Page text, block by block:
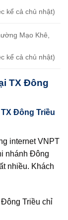
kể cả chủ nhật)
Mạo Khê,
kể cả chủ nhật)
TX Đông
Đông Triều
internet VNPT
nhánh Đông
nhiều. Khách
Triều chỉ